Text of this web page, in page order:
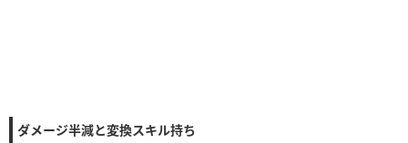
ダメージ半減と変換スキル持ち